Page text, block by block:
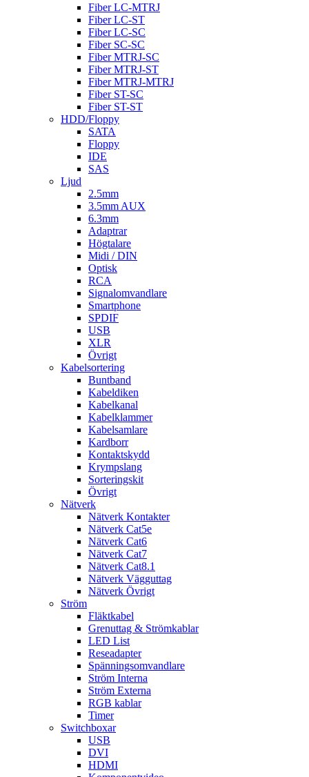
Fiber LC-MTRJ
Fiber LC-ST
Fiber LC-SC
Fiber SC-SC
Fiber MTRJ-SC
Fiber MTRJ-ST
Fiber MTRJ-MTRJ
Fiber ST-SC
Fiber ST-ST
HDD/Floppy
SATA
Floppy
IDE
SAS
Ljud
2.5mm
3.5mm AUX
6.3mm
Adaptrar
Högtalare
Midi / DIN
Optisk
RCA
Signalomvandlare
Smartphone
SPDIF
USB
XLR
Övrigt
Kabelsortering
Buntband
Kabeldiken
Kabelkanal
Kabelklammer
Kabelsamlare
Kardborr
Kontaktskydd
Krympslang
Sorteringskit
Övrigt
Nätverk
Nätverk Kontakter
Nätverk Cat5e
Nätverk Cat6
Nätverk Cat7
Nätverk Cat8.1
Nätverk Vägguttag
Nätverk Övrigt
Ström
Fläktkabel
Grenuttag & Strömkablar
LED List
Reseadapter
Spänningsomvandlare
Ström Interna
Ström Externa
RGB kablar
Timer
Switchboxar
USB
DVI
HDMI